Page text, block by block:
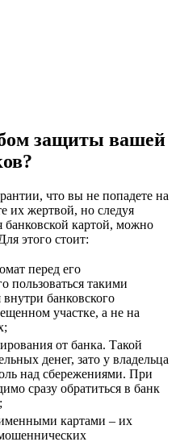
защиты вашей
что вы не попадете на
их жертвой, но следуя
картой, можно
этого стоит:
перед его
пользоваться такими
банковского
участке, а не на
от банка. Такой
денег, зато у владельца
над сбережениями. При
сразу обратиться в банк
картами – их